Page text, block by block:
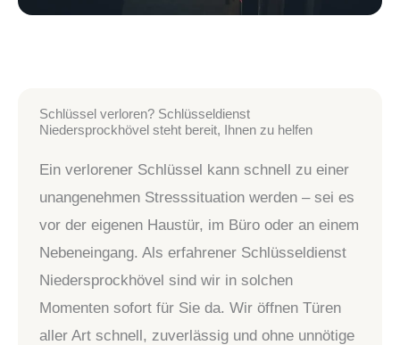
Schlüssel verloren? Schlüsseldienst
Niedersprockhövel steht bereit, Ihnen zu helfen
Ein verlorener Schlüssel kann schnell zu einer
unangenehmen Stresssituation werden – sei es
vor der eigenen Haustür, im Büro oder an einem
Nebeneingang. Als erfahrener Schlüsseldienst
Niedersprockhövel sind wir in solchen
Momenten sofort für Sie da. Wir öffnen Türen
aller Art schnell, zuverlässig und ohne unnötige